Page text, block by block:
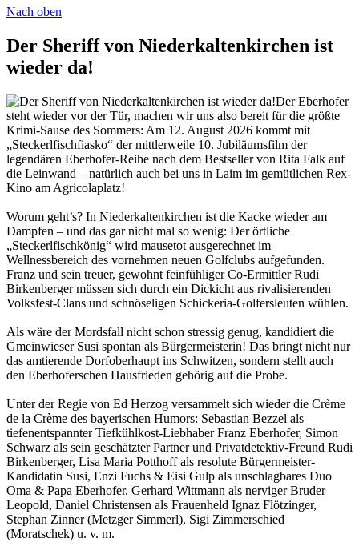
Nach oben
Der Sheriff von Niederkaltenkirchen ist
wieder da!
Der Eberhofer
steht wieder vor der Tür, machen wir uns also bereit für die größte
Krimi-Sause des Sommers: Am 12. August 2026 kommt mit
„Steckerlfischfiasko“ der mittlerweile 10. Jubiläumsfilm der
legendären Eberhofer-Reihe nach dem Bestseller von Rita Falk auf
die Leinwand – natürlich auch bei uns in Laim im gemütlichen Rex-
Kino am Agricolaplatz!
Worum geht’s? In Niederkaltenkirchen ist die Kacke wieder am
Dampfen – und das gar nicht mal so wenig: Der örtliche
„Steckerlfischkönig“ wird mausetot ausgerechnet im
Wellnessbereich des vornehmen neuen Golfclubs aufgefunden.
Franz und sein treuer, gewohnt feinfühliger Co-Ermittler Rudi
Birkenberger müssen sich durch ein Dickicht aus rivalisierenden
Volksfest-Clans und schnöseligen Schickeria-Golfersleuten wühlen.
Als wäre der Mordsfall nicht schon stressig genug, kandidiert die
Gmeinwieser Susi spontan als Bürgermeisterin! Das bringt nicht nur
das amtierende Dorfoberhaupt ins Schwitzen, sondern stellt auch
den Eberhoferschen Hausfrieden gehörig auf die Probe.
Unter der Regie von Ed Herzog versammelt sich wieder die Crème
de la Crème des bayerischen Humors: Sebastian Bezzel als
tiefenentspannter Tiefkühlkost-Liebhaber Franz Eberhofer, Simon
Schwarz als sein geschätzter Partner und Privatdetektiv-Freund Rudi
Birkenberger, Lisa Maria Potthoff als resolute Bürgermeister-
Kandidatin Susi, Enzi Fuchs & Eisi Gulp als unschlagbares Duo
Oma & Papa Eberhofer, Gerhard Wittmann als nerviger Bruder
Leopold, Daniel Christensen als Frauenheld Ignaz Flötzinger,
Stephan Zinner (Metzger Simmerl), Sigi Zimmerschied
(Moratschek) u. v. m.